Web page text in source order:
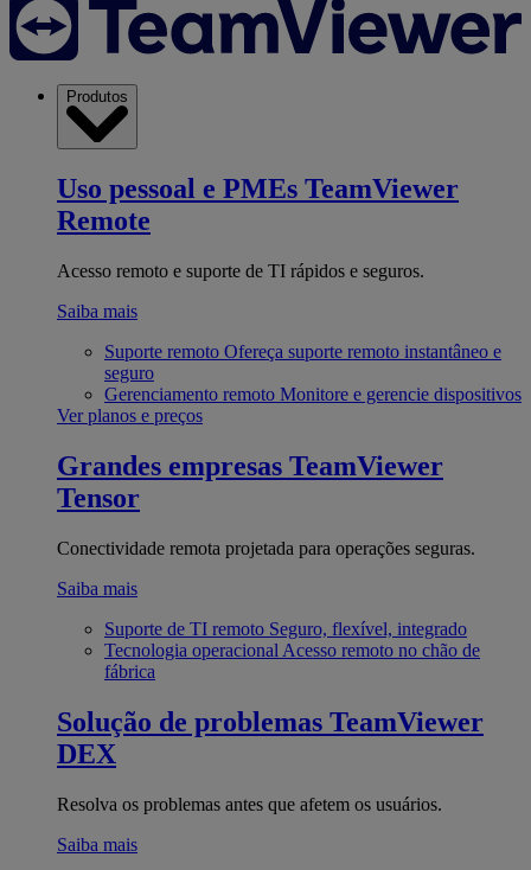
Produtos
Uso pessoal e PMEs TeamViewer
Remote
Acesso remoto e suporte de TI rápidos e seguros.
Saiba mais
Suporte remoto Ofereça suporte remoto instantâneo e
seguro
Gerenciamento remoto Monitore e gerencie dispositivos
Ver planos e preços
Grandes empresas TeamViewer
Tensor
Conectividade remota projetada para operações seguras.
Saiba mais
Suporte de TI remoto Seguro, flexível, integrado
Tecnologia operacional Acesso remoto no chão de
fábrica
Solução de problemas TeamViewer
DEX
Resolva os problemas antes que afetem os usuários.
Saiba mais